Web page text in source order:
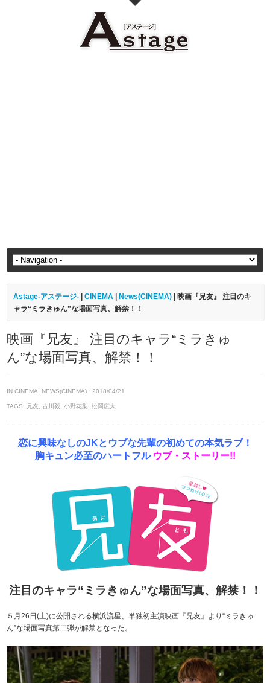
Astage-アステージ- |CINEMA News(CINEMA) | 映画『兄友』 注目のキ
ャラ“ミラきゅん”な場面写真、解禁！！
映画『兄友』 注目のキャラ“ミラきゅ
ん”な場面写真、解禁！！
INCINEMA NEWS(CINEMA) · 2018/04/21
TAGS: 兄友 ,古川毅 ,小野花梨 ,松岡広大
恋に興味なしのJKとウブな先輩の初めての本気ラブ！
胸キュン必至のハートフル ウブ・ストーリー!!
注目のキャラ“ミラきゅん”な場面写真、解禁！！
５月26日(土)に公開される横浜流星、単独初主演映画『兄友』より“ミラきゅ
ん”な場面写真第二弾が解禁となった。